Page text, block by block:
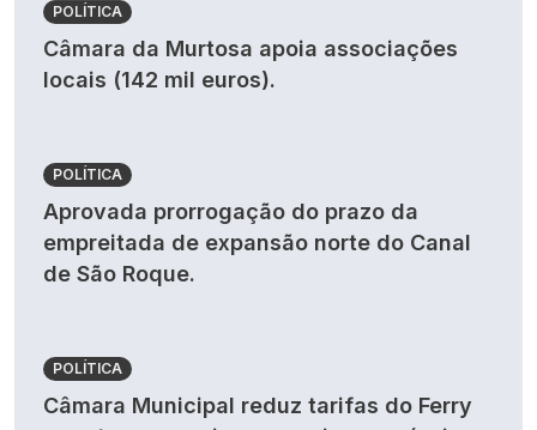
POLÍTICA
Câmara da Murtosa apoia associações
locais (142 mil euros).
POLÍTICA
Aprovada prorrogação do prazo da
empreitada de expansão norte do Canal
de São Roque.
POLÍTICA
Câmara Municipal reduz tarifas do Ferry